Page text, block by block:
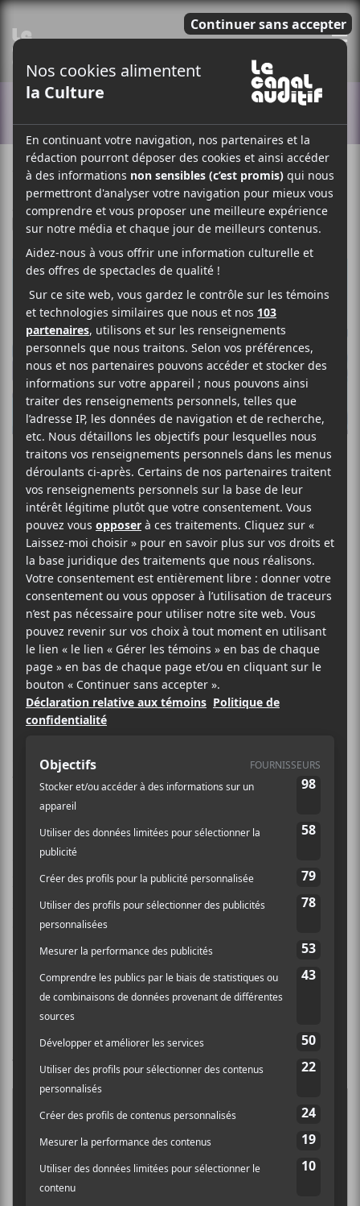
17 JUIN 2026
PARLOUIS-PHILIPPE LABRÈCHE
/ FRANCOPHONE
F
A
C
E
O
O
K
T
W
I
T
E
R
P
A
R
T
G
E
R
Quoi faire pour la
Saint-Jean-
Baptiste / Fête
nationale 2026
Chaque année, on vous propose les
endroits où fierté nationale et
bonnes musique se rencontrent et
cette année ne fait pas exception.
Voici nos choix pour la St-Jean 2026.
23 Juin| Gatineau : rue Laval
Chaque année, Gatineau offre un solide concert pour
la Fête Nationale dans le Vieux-Hull. Cette année ne
fait pas exception.Kinji00va exciter la ferveur
québécoise avant que
succèdent sur scène. C’est particulièrement osé et
d’adon avec Les Louanges, qui vient de lancer un
album à saveur : réflexion identitaire.
Infos